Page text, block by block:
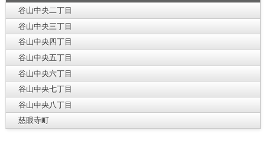
谷山中央二丁目
谷山中央三丁目
谷山中央四丁目
谷山中央五丁目
谷山中央六丁目
谷山中央七丁目
谷山中央八丁目
慈眼寺町